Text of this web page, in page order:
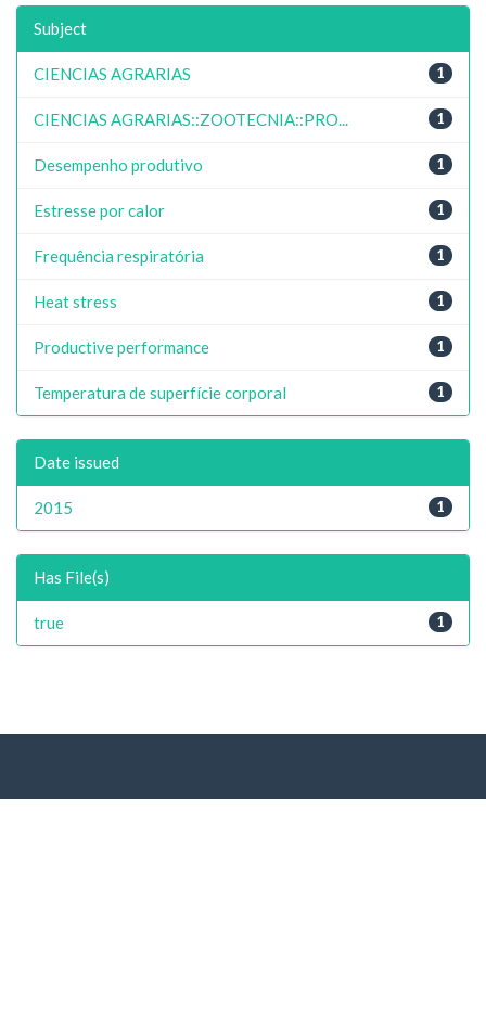
Subject
1
CIENCIAS AGRARIAS
1
CIENCIAS AGRARIAS::ZOOTECNIA::PRO...
1
Desempenho produtivo
1
Estresse por calor
1
Frequência respiratória
1
Heat stress
1
Productive performance
1
Temperatura de superfície corporal
Date issued
1
2015
Has File(s)
1
true